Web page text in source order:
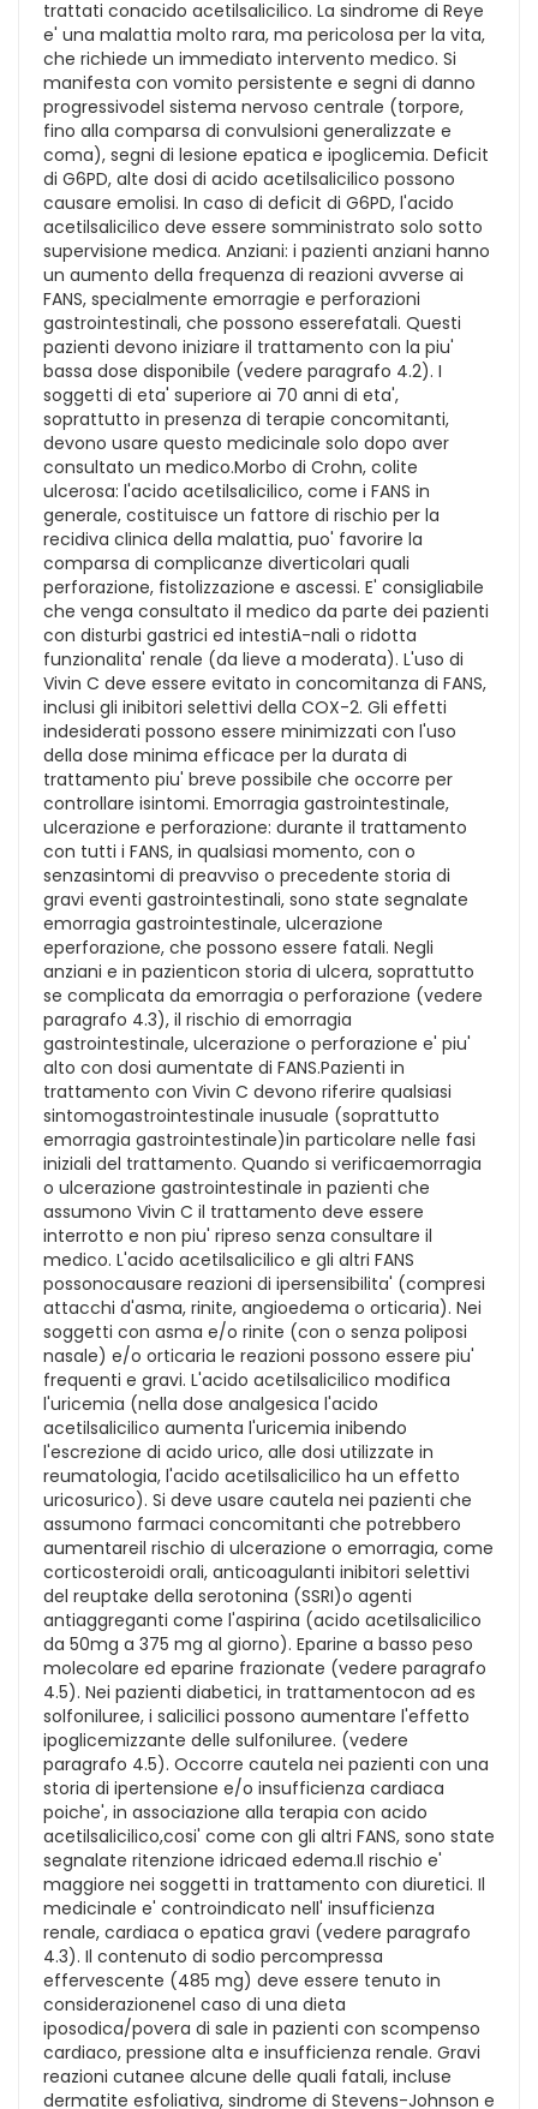
trattati conacido acetilsalicilico. La sindrome di Reye
e' una malattia molto rara, ma pericolosa per la vita,
che richiede un immediato intervento medico. Si
manifesta con vomito persistente e segni di danno
progressivodel sistema nervoso centrale (torpore,
fino alla comparsa di convulsioni generalizzate e
coma), segni di lesione epatica e ipoglicemia. Deficit
di G6PD, alte dosi di acido acetilsalicilico possono
causare emolisi. In caso di deficit di G6PD, l'acido
acetilsalicilico deve essere somministrato solo sotto
supervisione medica. Anziani: i pazienti anziani hanno
un aumento della frequenza di reazioni avverse ai
FANS, specialmente emorragie e perforazioni
gastrointestinali, che possono esserefatali. Questi
pazienti devono iniziare il trattamento con la piu'
bassa dose disponibile (vedere paragrafo 4.2). I
soggetti di eta' superiore ai 70 anni di eta',
soprattutto in presenza di terapie concomitanti,
devono usare questo medicinale solo dopo aver
consultato un medico.Morbo di Crohn, colite
ulcerosa: l'acido acetilsalicilico, come i FANS in
generale, costituisce un fattore di rischio per la
recidiva clinica della malattia, puo' favorire la
comparsa di complicanze diverticolari quali
perforazione, fistolizzazione e ascessi. E' consigliabile
che venga consultato il medico da parte dei pazienti
con disturbi gastrici ed intestiA-nali o ridotta
funzionalita' renale (da lieve a moderata). L'uso di
Vivin C deve essere evitato in concomitanza di FANS,
inclusi gli inibitori selettivi della COX-2. Gli effetti
indesiderati possono essere minimizzati con l'uso
della dose minima efficace per la durata di
trattamento piu' breve possibile che occorre per
controllare isintomi. Emorragia gastrointestinale,
ulcerazione e perforazione: durante il trattamento
con tutti i FANS, in qualsiasi momento, con o
senzasintomi di preavviso o precedente storia di
gravi eventi gastrointestinali, sono state segnalate
emorragia gastrointestinale, ulcerazione
eperforazione, che possono essere fatali. Negli
anziani e in pazienticon storia di ulcera, soprattutto
se complicata da emorragia o perforazione (vedere
paragrafo 4.3), il rischio di emorragia
gastrointestinale, ulcerazione o perforazione e' piu'
alto con dosi aumentate di FANS.Pazienti in
trattamento con Vivin C devono riferire qualsiasi
sintomogastrointestinale inusuale (soprattutto
emorragia gastrointestinale)in particolare nelle fasi
iniziali del trattamento. Quando si verificaemorragia
o ulcerazione gastrointestinale in pazienti che
assumono Vivin C il trattamento deve essere
interrotto e non piu' ripreso senza consultare il
medico. L'acido acetilsalicilico e gli altri FANS
possonocausare reazioni di ipersensibilita' (compresi
attacchi d'asma, rinite, angioedema o orticaria). Nei
soggetti con asma e/o rinite (con o senza poliposi
nasale) e/o orticaria le reazioni possono essere piu'
frequenti e gravi. L'acido acetilsalicilico modifica
l'uricemia (nella dose analgesica l'acido
acetilsalicilico aumenta l'uricemia inibendo
l'escrezione di acido urico, alle dosi utilizzate in
reumatologia, l'acido acetilsalicilico ha un effetto
uricosurico). Si deve usare cautela nei pazienti che
assumono farmaci concomitanti che potrebbero
aumentareil rischio di ulcerazione o emorragia, come
corticosteroidi orali, anticoagulanti inibitori selettivi
del reuptake della serotonina (SSRI)o agenti
antiaggreganti come l'aspirina (acido acetilsalicilico
da 50mg a 375 mg al giorno). Eparine a basso peso
molecolare ed eparine frazionate (vedere paragrafo
4.5). Nei pazienti diabetici, in trattamentocon ad es
solfoniluree, i salicilici possono aumentare l'effetto
ipoglicemizzante delle sulfoniluree. (vedere
paragrafo 4.5). Occorre cautela nei pazienti con una
storia di ipertensione e/o insufficienza cardiaca
poiche', in associazione alla terapia con acido
acetilsalicilico,cosi' come con gli altri FANS, sono state
segnalate ritenzione idricaed edema.Il rischio e'
maggiore nei soggetti in trattamento con diuretici. Il
medicinale e' controindicato nell' insufficienza
renale, cardiaca o epatica gravi (vedere paragrafo
4.3). Il contenuto di sodio percompressa
effervescente (485 mg) deve essere tenuto in
considerazionenel caso di una dieta
iposodica/povera di sale in pazienti con scompenso
cardiaco, pressione alta e insufficienza renale. Gravi
reazioni cutanee alcune delle quali fatali, incluse
dermatite esfoliativa, sindrome di Stevens-Johnson e